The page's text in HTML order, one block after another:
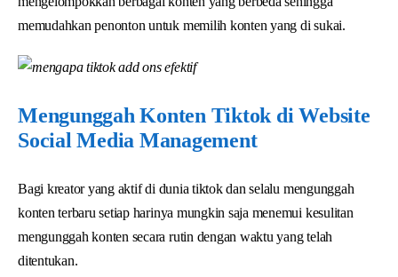
memudahkan penonton untuk memilih konten yang di sukai.
Mengunggah Konten Tiktok di Website
Social Media Management
Bagi kreator yang aktif di dunia tiktok dan selalu mengunggah
konten terbaru setiap harinya mungkin saja menemui kesulitan
mengunggah konten secara rutin dengan waktu yang telah
ditentukan.